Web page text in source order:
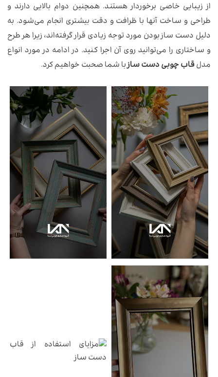
از زیبایی خاصی برخوردار هستند. همچنین دوام بالایی دارند و
طراحی و ساخت آنها با ظرافت و دقت بیشتری انجام می‌شود. به
دلیل دست ساز بودن مورد توجه زیادی قرار ‌گرفته‌اند، زیرا هر طرح
و ساختاری را می‌توانید روی آن اجرا کنید. در ادامه در مورد انواع
مدلقاب چوبی دست سازبا شما صحبت خواهیم کرد.